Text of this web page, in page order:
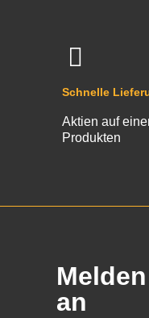
Schnelle
Aktien auf
Produkten
an